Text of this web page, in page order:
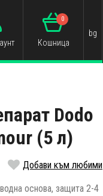
Кошница
0
bg
Dodo
(5 л)
Добави към любими
основа, защита 2-4